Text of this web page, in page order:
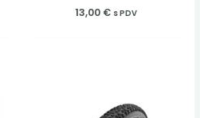
13,00 € s PDV